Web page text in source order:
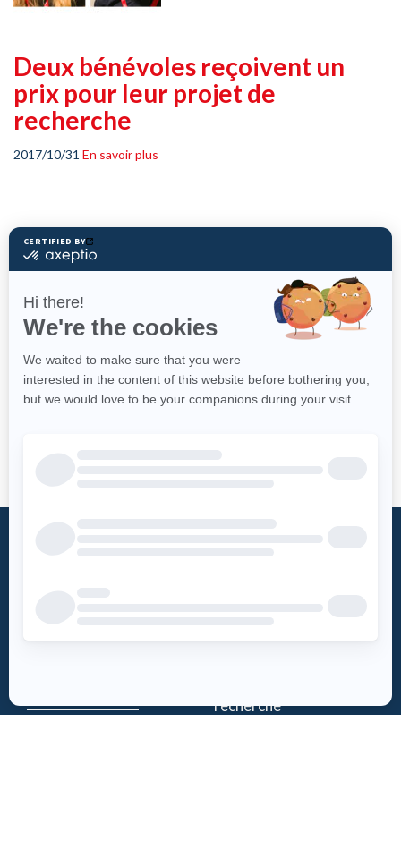
Deux bénévoles reçoivent un
prix pour leur projet de
recherche
2017/10/31 En savoir plus
Téléchargez
recherche